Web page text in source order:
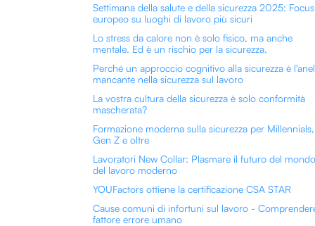
Settimana della salute e della sicurezza 2025: Focus
europeo su luoghi di lavoro più sicuri
Lo stress da calore non è solo fisico, ma anche
mentale. Ed è un rischio per la sicurezza.
Perché un approccio cognitivo alla sicurezza è
mancante nella sicurezza sul lavoro
La vostra cultura della sicurezza è solo conformità
mascherata?
Formazione moderna sulla sicurezza per Millennials,
Gen Z e oltre
Lavoratori New Collar: Plasmare il futuro del mondo
del lavoro moderno
YOUFactors ottiene la certificazione CSA STAR
Cause comuni di infortuni sul lavoro -
fattore errore umano